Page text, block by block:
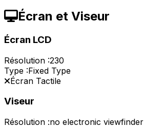
Écran et Viseur
Écran LCD
Résolution :230
Type :Fixed Type
Écran Tactile
Viseur
Résolution :no electronic viewfinder